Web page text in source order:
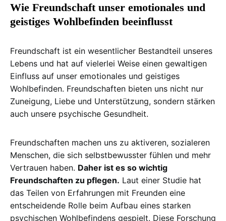
Wie Freundschaft unser emotionales und
geistiges Wohlbefinden beeinflusst
Freundschaft ist ein wesentlicher Bestandteil unseres
Lebens und hat auf vielerlei Weise einen gewaltigen
Einfluss auf unser emotionales und geistiges
Wohlbefinden. Freundschaften bieten uns nicht nur
Zuneigung, Liebe und Unterstützung, sondern stärken
auch unsere psychische Gesundheit.
Freundschaften machen uns zu aktiveren, sozialeren
Menschen, die sich selbstbewusster fühlen und mehr
Vertrauen haben. Daher ist es so wichtig
Freundschaften zu pflegen. Laut einer Studie hat
das Teilen von Erfahrungen mit Freunden eine
entscheidende Rolle beim Aufbau eines starken
psychischen Wohlbefindens gespielt. Diese Forschung